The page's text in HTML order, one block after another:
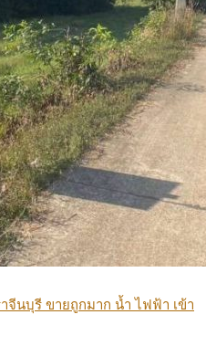
จีนบุรี ขายถูกมาก น้ำ ไฟฟ้า เข้า